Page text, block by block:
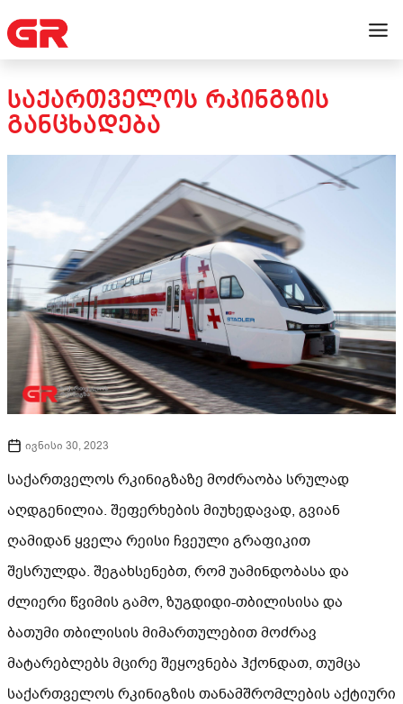
ᲡᲐᲥᲐᲠᲗᲕᲔᲚᲝᲡ ᲠᲙᲘᲜᲒᲖᲘᲡ
ᲒᲐᲜᲪᲮᲐᲓᲔᲑᲐ
ივნისი 30, 2023
საქართველოს რკინიგზაზე მოძრაობა სრულად
აღდგენილია. შეფერხების მიუხედავად, გვიან
ღამიდან ყველა რეისი ჩვეული გრაფიკით
შესრულდა. შეგახსენებთ, რომ უამინდობასა და
ძლიერი წვიმის გამო, ზუგდიდი-თბილისისა და
ბათუმი თბილისის მიმართულებით მოძრავ
მატარებლებს მცირე შეყოვნება ჰქონდათ, თუმცა
საქართველოს რკინიგზის თანამშრომლების აქტიური